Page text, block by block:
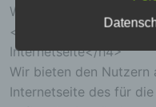
Weitergabe dieser
Internetseite</h4>
Wir bieten den Nutzern
Internetseite des für
E-Mail:
Cookies /